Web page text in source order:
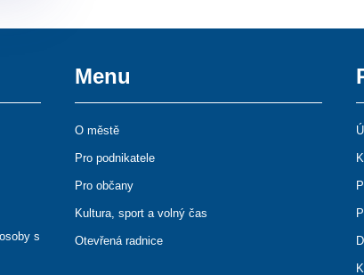
s
Menu
O městě
Pro podnikatele
Pro občany
Kultura, sport a volný čas
Otevřená radnice